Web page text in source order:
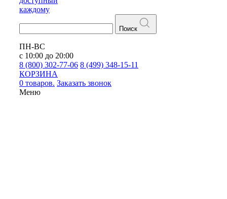
каждому
Поиск
ПН-ВС
с 10:00 до 20:00
8 (800) 302-77-06 8 (499) 348-15-11
КОРЗИНА
0 товаров. Заказать звонок
Меню